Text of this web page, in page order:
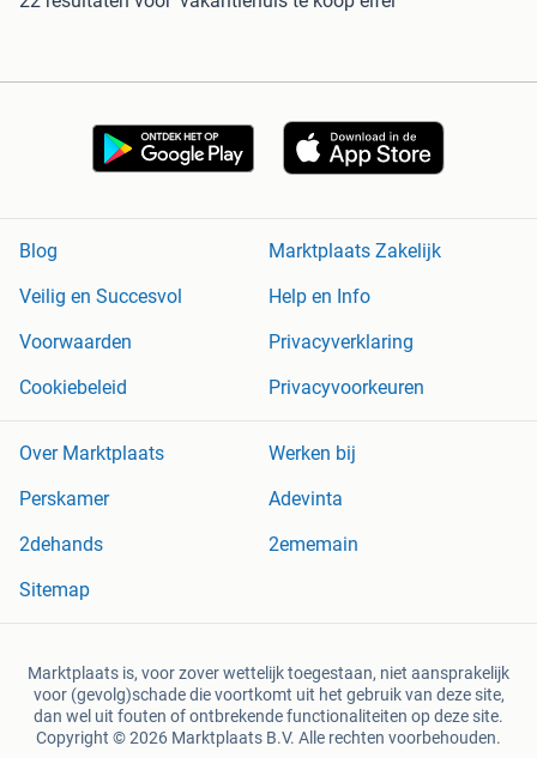
Blog
Marktplaats Zakelijk
Veilig en Succesvol
Help en Info
Voorwaarden
Privacyverklaring
Cookiebeleid
Privacyvoorkeuren
Over Marktplaats
Werken bij
Perskamer
Adevinta
2dehands
2ememain
Sitemap
Marktplaats is, voor zover wettelijk toegestaan, niet aansprakelijk
voor (gevolg)schade die voortkomt uit het gebruik van deze site,
dan wel uit fouten of ontbrekende functionaliteiten op deze site.
Copyright © 2026 Marktplaats B.V. Alle rechten voorbehouden.